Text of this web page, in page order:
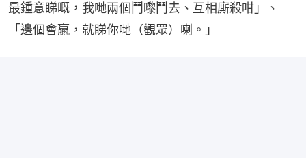
最鍾意睇嘅，我哋兩個鬥嚟鬥去、互相廝殺咁」、
「邊個會贏，就睇你哋（觀眾）喇。」